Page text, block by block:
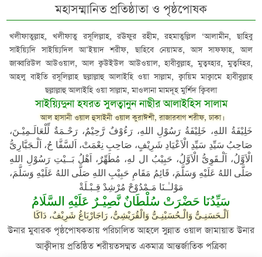
মহাসম্মানিত প্রতিষ্ঠাতা ও পৃষ্ঠপোষক
খলীফাতুল্লাহ, খলীফাতু রসূলিল্লাহ, রঊফুর রহীম, রহমাতুল্লিল ‘আলামীন, ছাহিবু
সাইয়্যিদি সাইয়্যিদিল আ’ইয়াদ শরীফ, ছাহিবে নেয়ামত, আস সাফফাহ, আল
জাব্বারিউল আউওয়াল, আল ক্বউইউল আউওয়াল, হাবীবুল্লাহ, মুত্বহ্হার, মুত্বহ্হির,
আহলু বাইতি রসূলিল্লাহ ছল্লাল্লাহু আলাইহি ওয়া সাল্লাম, ক্বায়িম মাক্বামে হাবীবুল্লাহ
ছল্লাল্লাহু আলাইহি ওয়া সাল্লাম, মাওলানা মামদূহ মুর্শিদ ক্বিবলা
সাইয়্যিদুনা হযরত সুলত্বানুন নাছীর আলাইহিস সালাম
আল হাসানী ওয়াল হুসাইনী ওয়াল কুরাঈশী, রাজারবাগ শরীফ, ঢাকা।
خَلِيْفَةُ اللهِ، خَلِيْفَةُ رَسُوْلِ اللهِ، رَءُوْفٌ رَّحِيْمٌ، رَحْـمَةٌ لِّلْعَالَـمِيْـنَ،
صَاحِبُ سَيِّدِ سَيِّدِ الْاَعْيَادِ شَرِيْفٍ، صَاحِبِ نِعْمَتْ، اَلسَّفَّا حُ، اَلْـجَبَّارِىُّ
الْاَوَّلُ، اَلْـقَوِىُّ الْاَوَّلُ، حَبِيْبُ ال لهِ، مُطَهِّرٌ، اَهْلُ بَــيْتِ رَسُوْلِ اللهِ
صَلَّى اللهُ عَلَيْهِ وَسَلَّمَ، قَائِمُ مَقَامِ حَبِيْبِ اللهِ صَلَّى اللهُ عَلَيْهِ وَسَلَّمَ،
مَوْلـٰـنَا مَـمْدُوْحْ مُرْشِدْ قِـبْـلَةْ
سَيِّدُنَا حَضْرَتْ سُلْطَانٌ نَّصِيْـرٌ عَلَيْهِ السَّلَامُ
اَلْـحَسَنِـىُّ وَالْـحُسَيْنِـىُّ وَالْقُرَيْشِىُّ، رَاجَارْبَاغُ شَرِيْفٌ، دَاكَا
উনার মুবারক পৃষ্ঠপোষকতায় পরিচালিত আহলে সুন্নাত ওয়াল জামায়াত উনার
আক্বীদায় প্রতিষ্ঠিত শরীয়তসম্মত একমাত্র আন্তর্জাতিক পত্রিকা